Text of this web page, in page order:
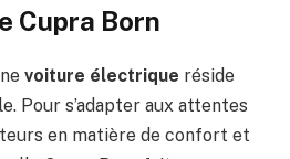
Cupra Born
voiture électrique réside
Pour s’adapter aux attentes
en matière de confort et